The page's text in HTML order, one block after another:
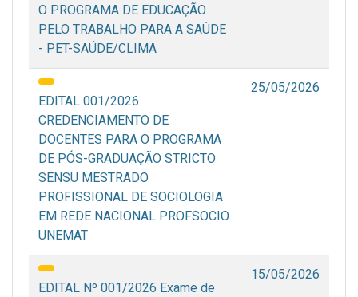
O PROGRAMA DE EDUCAÇÃO
PELO TRABALHO PARA A SAÚDE
- PET-SAÚDE/CLIMA
EDITAL 001/2026
CREDENCIAMENTO DE
DOCENTES PARA O PROGRAMA
DE PÓS-GRADUAÇÃO STRICTO
SENSU MESTRADO
PROFISSIONAL DE SOCIOLOGIA
EM REDE NACIONAL PROFSOCIO
UNEMAT
25/05/2026
EDITAL Nº 001/2026 Exame de
15/05/2026